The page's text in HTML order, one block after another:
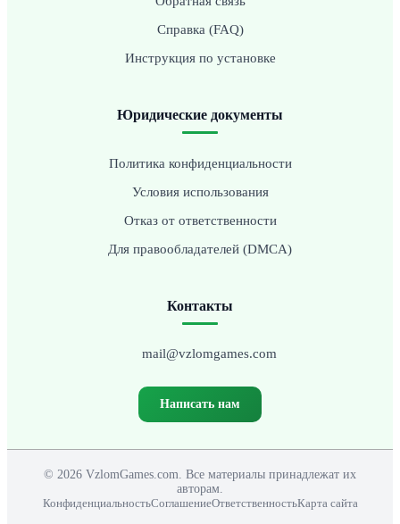
Справка (FAQ)
Инструкция по установке
Юридические документы
Политика конфиденциальности
Условия использования
Отказ от ответственности
Для правообладателей (DMCA)
Контакты
mail@vzlomgames.com
Написать нам
© 2026 VzlomGames.com. Все материалы принадлежат их
авторам.
КонфиденциальностьСоглашениеОтветственностьКарта сайта